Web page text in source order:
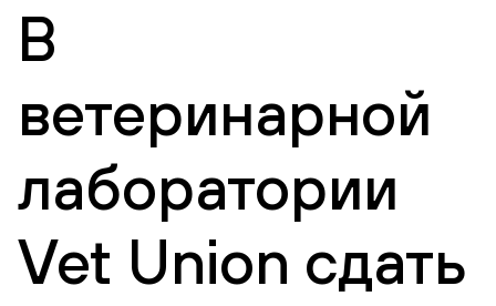
В
ветеринарной
лаборатории
Vet Union сдать